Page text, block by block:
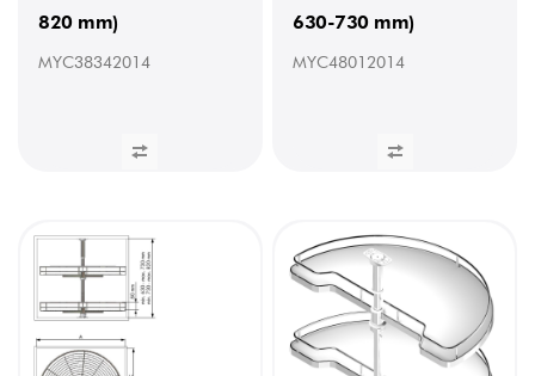
820 mm)
MYC38342014
630-730 mm)
MYC48012014